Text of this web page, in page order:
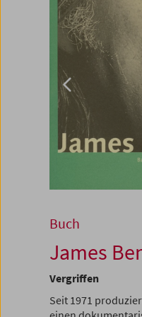
Buch
James
Vergriffen
Seit 1971